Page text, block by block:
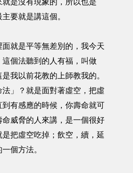
是沒有現象的，所以也是
要就是講這個。
就是平等無差別的，我今天
個法聽到的人有福，叫做
是我以前花教的上師教我的。
」？就是面對著虛空，把虛
有感應的時候，你壽命就可
命威脅的人來講，是一個很好
把虛空吃掉；飲空，續，延
個方法。